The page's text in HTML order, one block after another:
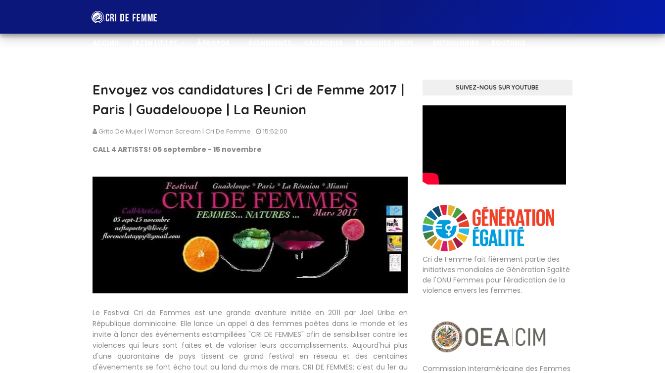
Envoyez vos candidatures | Cri de Femme 2017 |
Paris | Guadelouope | La Reunion
Grito De Mujer | Woman Scream | Cri De Femme 15:52:00
CALL 4 ARTISTS! 05 septembre - 15 novembre
Le Festival Cri de Femmes est une grande aventure initiée en 2011 par Jael Uribe en
République dominicaine. Elle lance un appel à des femmes poètes dans le monde et les
invite à lancr des événements estampillées "CRI DE FEMMES" afin de sensibiliser contre les
violences qui leurs sont faites et de valoriser leurs accomplissements. Aujourd'hui plus
d'une quarantaine de pays tissent ce grand festival en réseau et des centaines
d'évenements se font écho tout au lond du mois de mars. CRI DE FEMMES: c'est du 1er au
SUIVEZ-NOUS SUR YOUTUBE
Cri de Femme fait fièrement partie des
initiatives mondiales de Génération Egalité
de l'ONU Femmes pour l'éradication de la
violence envers les femmes.
Commission Interaméricaine des Femmes